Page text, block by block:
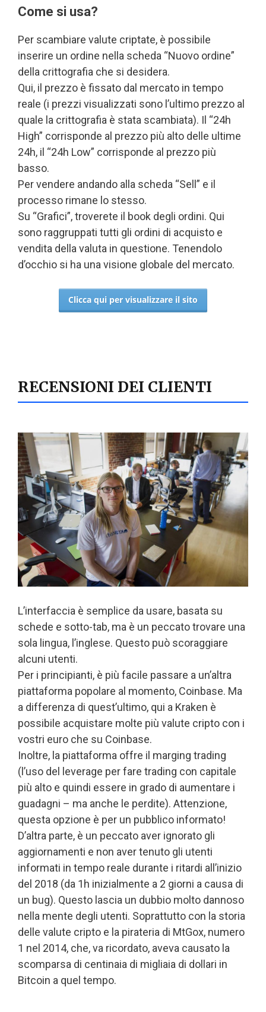
Come si usa?
Per scambiare valute criptate, è possibile
inserire un ordine nella scheda “Nuovo ordine”
della crittografia che si desidera.
Qui, il prezzo è fissato dal mercato in tempo
reale (i prezzi visualizzati sono l’ultimo prezzo al
quale la crittografia è stata scambiata). Il “24h
High” corrisponde al prezzo più alto delle ultime
24h, il “24h Low” corrisponde al prezzo più
basso.
Per vendere andando alla scheda “Sell” e il
processo rimane lo stesso.
Su “Grafici”, troverete il book degli ordini. Qui
sono raggruppati tutti gli ordini di acquisto e
vendita della valuta in questione. Tenendolo
d’occhio si ha una visione globale del mercato.
Clicca qui per visualizzare il sito
RECENSIONI DEI CLIENTI
L’interfaccia è semplice da usare, basata su
schede e sotto-tab, ma è un peccato trovare una
sola lingua, l’inglese. Questo può scoraggiare
alcuni utenti.
Per i principianti, è più facile passare a un’altra
piattaforma popolare al momento, Coinbase. Ma
a differenza di quest’ultimo, qui a Kraken è
possibile acquistare molte più valute cripto con i
vostri euro che su Coinbase.
Inoltre, la piattaforma offre il marging trading
(l’uso del leverage per fare trading con capitale
più alto e quindi essere in grado di aumentare i
guadagni – ma anche le perdite). Attenzione,
questa opzione è per un pubblico informato!
D’altra parte, è un peccato aver ignorato gli
aggiornamenti e non aver tenuto gli utenti
informati in tempo reale durante i ritardi all’inizio
del 2018 (da 1h inizialmente a 2 giorni a causa di
un bug). Questo lascia un dubbio molto dannoso
nella mente degli utenti. Soprattutto con la storia
delle valute cripto e la pirateria di MtGox, numero
1 nel 2014, che, va ricordato, aveva causato la
scomparsa di centinaia di migliaia di dollari in
Bitcoin a quel tempo.